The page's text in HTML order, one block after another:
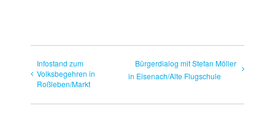
Infostand zum
Volksbegehren in
Roßleben/Markt
Bürgerdialog mit Stefan Möller
in Eisenach/Alte Flugschule